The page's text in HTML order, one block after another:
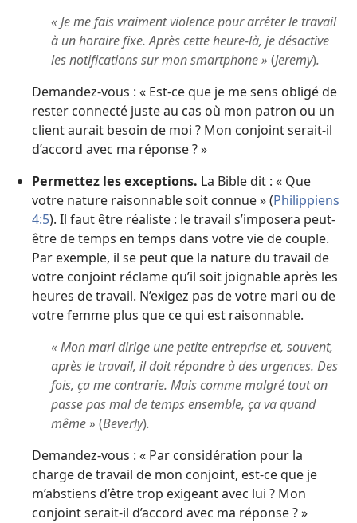
« Je me fais vraiment violence pour arrêter le travail
à un horaire fixe. Après cette heure-là, je désactive
les notifications sur mon smartphone » (Jeremy).
Demandez-vous : « Est-ce que je me sens obligé de
rester connecté juste au cas où mon patron ou un
client aurait besoin de moi ? Mon conjoint serait-il
d’accord avec ma réponse ? »
Permettez les exceptions. La Bible dit : « Que
votre nature raisonnable soit connue » (Philippiens
4:5). Il faut être réaliste : le travail s’imposera peut-
être de temps en temps dans votre vie de couple.
Par exemple, il se peut que la nature du travail de
votre conjoint réclame qu’il soit joignable après les
heures de travail. N’exigez pas de votre mari ou de
votre femme plus que ce qui est raisonnable.
« Mon mari dirige une petite entreprise et, souvent,
après le travail, il doit répondre à des urgences. Des
fois, ça me contrarie. Mais comme malgré tout on
passe pas mal de temps ensemble, ça va quand
même » (Beverly).
Demandez-vous : « Par considération pour la
charge de travail de mon conjoint, est-ce que je
m’abstiens d’être trop exigeant avec lui ? Mon
conjoint serait-il d’accord avec ma réponse ? »